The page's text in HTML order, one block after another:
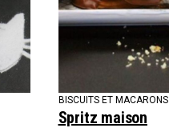
BISCUITS ET MACARONS
Spritz maison